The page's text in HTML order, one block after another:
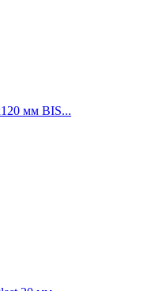
мм BIS...